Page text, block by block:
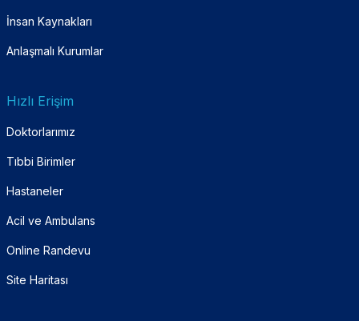
İnsan Kaynakları
Anlaşmalı Kurumlar
Hızlı Erişim
Doktorlarımız
Tıbbi Birimler
Hastaneler
Acil ve Ambulans
Online Randevu
Site Haritası